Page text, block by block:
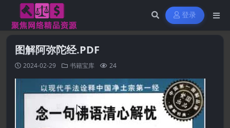
登录
图解阿弥陀经.PDF
2024-02-29 书籍宝库 24